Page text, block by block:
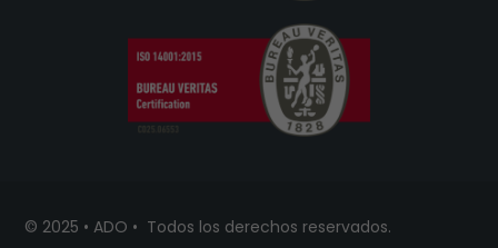
© 2025 • ADO • Todos los derechos reservados.